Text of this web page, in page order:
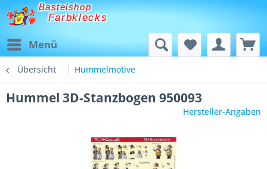
Bastelshop
Farbklecks
Menü
Übersicht Hummelmotive
Hummel 3D-Stanzbogen 950093
Hersteller-Angaben